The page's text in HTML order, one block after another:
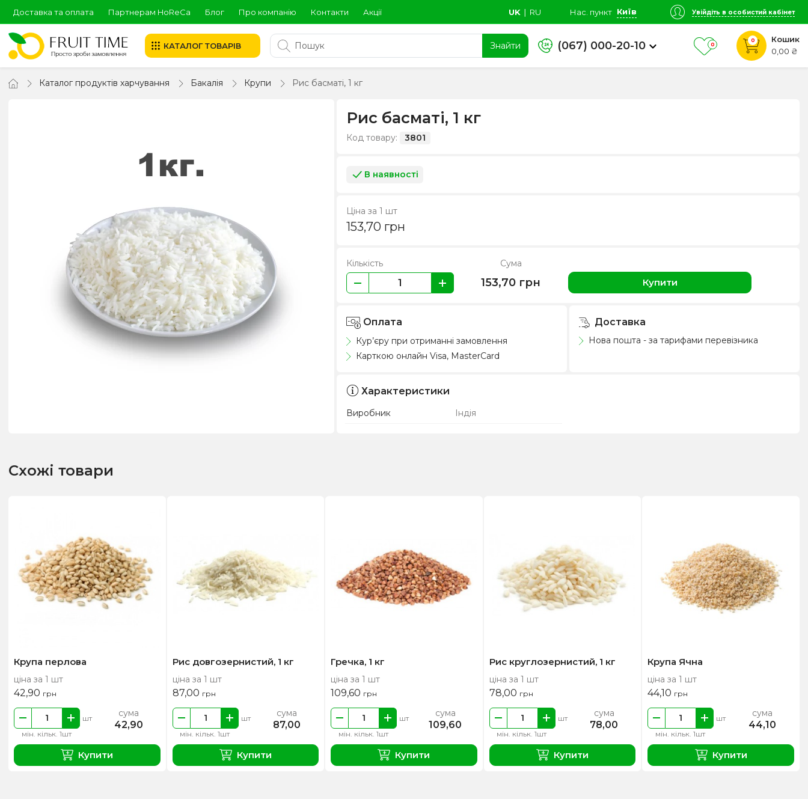
Доставка та оплата Партнерам HoReCa Блог Про компанію Контакти Акції UK ∣ RU Нас. пункт Київ Увійдіть в особистий кабінет
КАТАЛОГ ТОВАРІВ Знайти (067) 000-20-10 0
0
Кошик
0,00 ₴
Каталог продуктів харчування Бакалія Крупи Рис басматі, 1 кг
Рис басматі, 1 кг
Код товару: 3801
В наявності
Ціна за 1 шт
153,70 грн
Кількість Сума
153,70 грн Купити
Оплата
Кур’єру при отриманні замовлення
Карткою онлайн Visa, MasterCard
Доставка
Нова пошта - за тарифами перевізника
Характеристики
Виробник Індія
Схожі товари
Крупа перлова
ціна за 1 шт
42,90 грн
мін. кільк. 1шт
шт сума
42,90
Купити
Рис довгозернистий, 1 кг
ціна за 1 шт
87,00 грн
мін. кільк. 1шт
шт сума
87,00
Купити
Гречка, 1 кг
ціна за 1 шт
109,60 грн
мін. кільк. 1шт
шт сума
109,60
Купити
Рис круглозернистий, 1 кг
ціна за 1 шт
78,00 грн
мін. кільк. 1шт
шт сума
78,00
Купити
Крупа Ячна
ціна за 1 шт
44,10 грн
мін. кільк. 1шт
шт сума
44,10
Купити